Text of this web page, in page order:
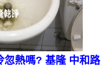
忽熱嗎? 基隆 中和路